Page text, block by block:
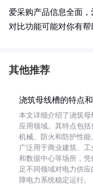
爱采购产品信息全面
对比功能可能对你有
其他推荐
浇筑母线槽的特点
本文详细介绍了浇筑母
应用领域。其特点包括
机械、防火和防护性能
广泛用于商业建筑、
和数据中心等场所，
足不同领域对电力供应
障电力系统稳定运行。